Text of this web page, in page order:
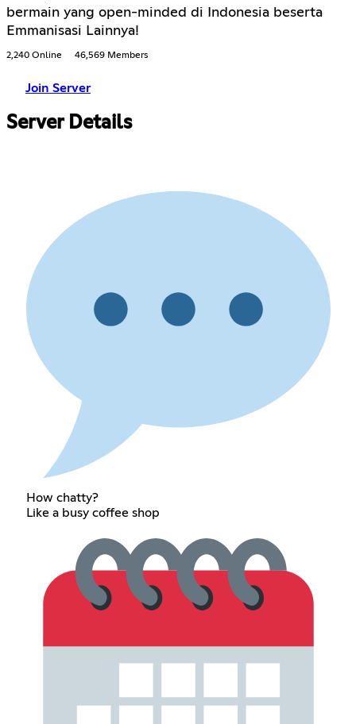
bermain yang open-minded di Indonesia beserta
Emmanisasi Lainnya!
2,240 Online 46,569 Members
Join Server
Server Details
How chatty?
Like a busy coffee shop